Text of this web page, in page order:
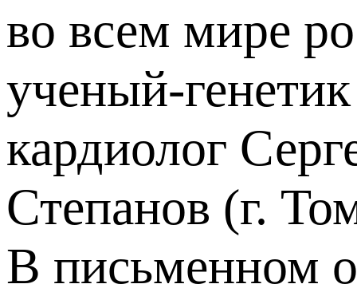
во всем мире
ученый-
кардиолог
Степанов (г.
В письменном